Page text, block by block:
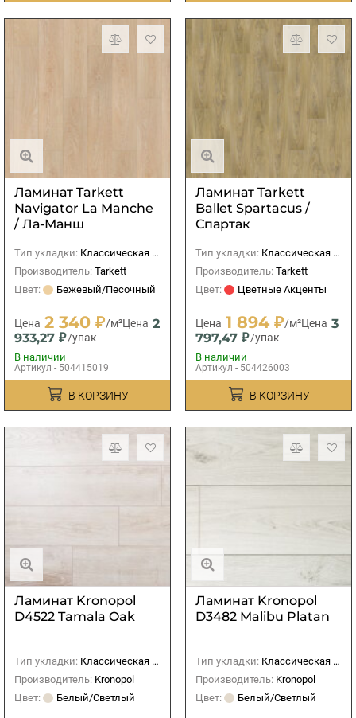
Ламинат Tarkett
Navigator La Manche
/ Ла-Манш
Тип укладки: Классическая (прямая)
Производитель: Tarkett
Цвет:
Бежевый/Песочный
Цена 2 340 ₽/м²Цена 2
933,27 ₽/упак
В наличии
Артикул - 504415019
В КОРЗИНУ
Ламинат Tarkett
Ballet Spartacus /
Спартак
Тип укладки: Классическая (прямая)
Производитель: Tarkett
Цвет:
Цветные Акценты
Цена 1 894 ₽/м²Цена 3
797,47 ₽/упак
В наличии
Артикул - 504426003
В КОРЗИНУ
Ламинат Kronopol
D4522 Tamala Oak
Тип укладки: Классическая (прямая)
Производитель: Kronopol
Цвет:
Белый/Светлый
Ламинат Kronopol
D3482 Malibu Platan
Тип укладки: Классическая (прямая)
Производитель: Kronopol
Цвет:
Белый/Светлый